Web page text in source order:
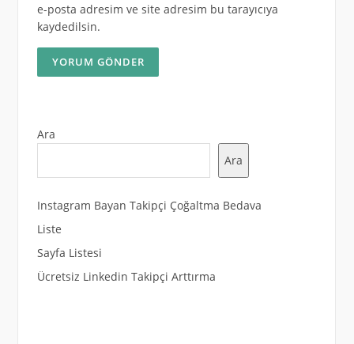
e-posta adresim ve site adresim bu tarayıcıya
kaydedilsin.
Ara
Ara
Instagram Bayan Takipçi Çoğaltma Bedava
Liste
Sayfa Listesi
Ücretsiz Linkedin Takipçi Arttırma